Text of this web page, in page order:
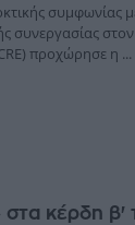
συμφωνίας
συνεργασίας
προχώρησε η ...
κέρδη β'